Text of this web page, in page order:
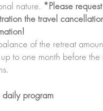
nature. *Please
the travel
of the retreat
to one month before the
daily program